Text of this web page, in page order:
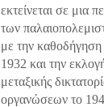
εκτείνεται σε μια
των
με την
1932 και την
μεταξικής
οργανώσεων το